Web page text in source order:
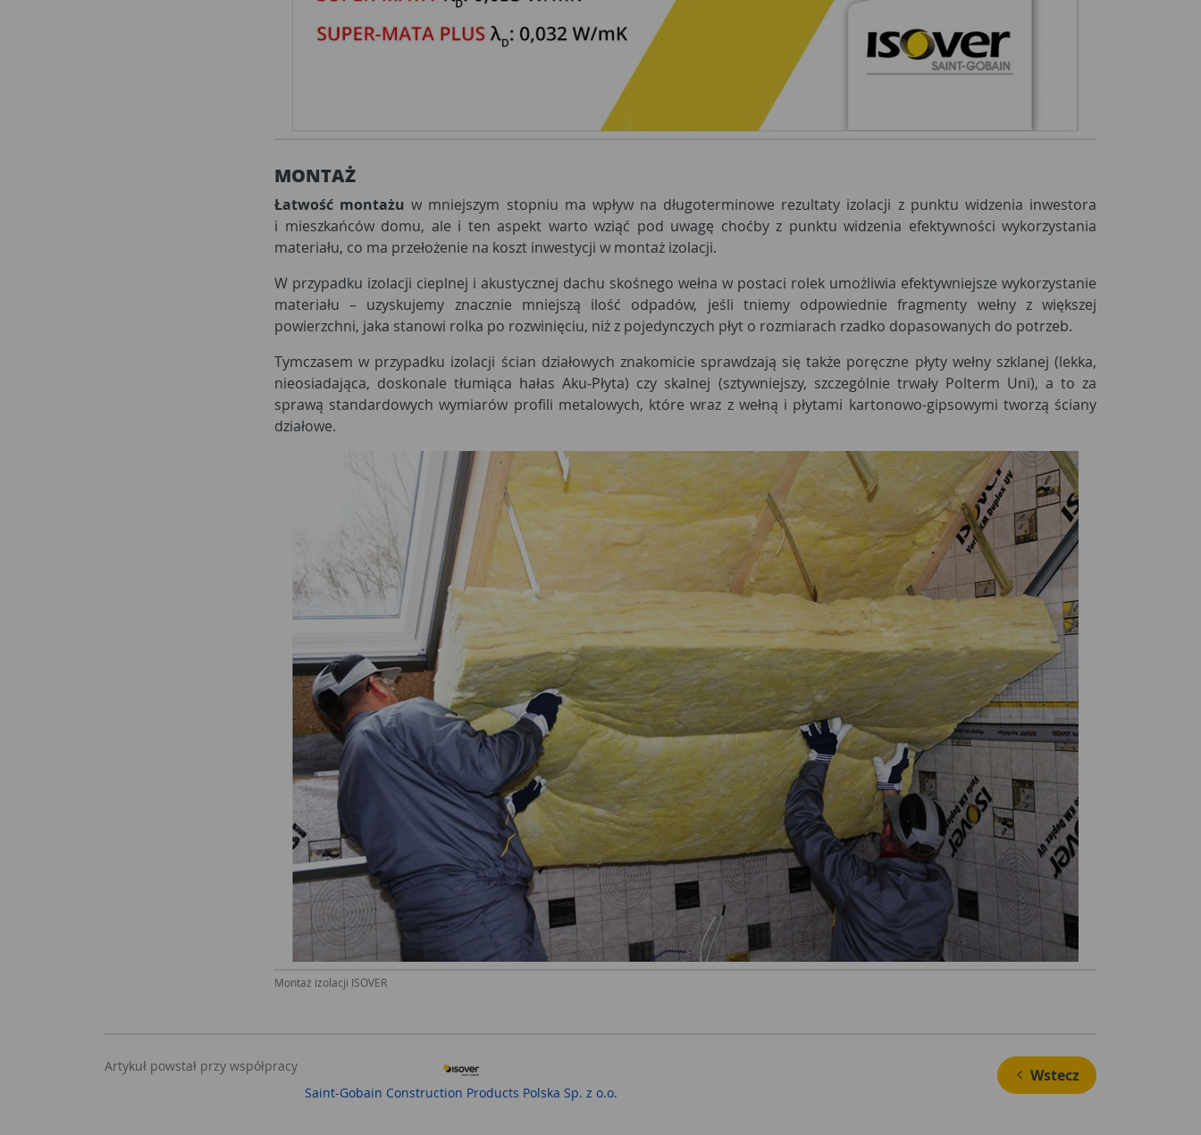
MONTAŻ
Łatwość montażu w mniejszym stopniu ma wpływ na długoterminowe rezultaty izolacji z punktu widzenia inwestora
i mieszkańców domu, ale i ten aspekt warto wziąć pod uwagę choćby z punktu widzenia efektywności wykorzystania
materiału, co ma przełożenie na koszt inwestycji w montaż izolacji.
W przypadku izolacji cieplnej i akustycznej dachu skośnego wełna w postaci rolek umożliwia efektywniejsze wykorzystanie
materiału – uzyskujemy znacznie mniejszą ilość odpadów, jeśli tniemy odpowiednie fragmenty wełny z większej
powierzchni, jaka stanowi rolka po rozwinięciu, niż z pojedynczych płyt o rozmiarach rzadko dopasowanych do potrzeb.
Tymczasem w przypadku izolacji ścian działowych znakomicie sprawdzają się także poręczne płyty wełny szklanej (lekka,
nieosiadająca, doskonale tłumiąca hałas Aku-Płyta) czy skalnej (sztywniejszy, szczególnie trwały Polterm Uni), a to za
sprawą standardowych wymiarów profili metalowych, które wraz z wełną i płytami kartonowo-gipsowymi tworzą ściany
działowe.
Montaż izolacji ISOVER
Artykuł powstał przy współpracy
Saint-Gobain Construction Products Polska Sp. z o.o.
Wstecz